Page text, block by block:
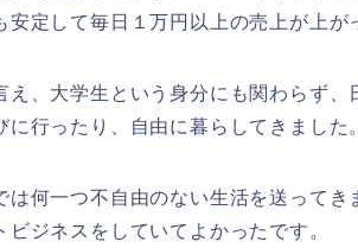
安定して毎日１万円以上の売上が上が
え、大学生という身分にも関わらず
に行ったり、自由に暮らしてきました。
は何一つ不自由のない生活を送ってき
ビジネスをしていてよかったです。